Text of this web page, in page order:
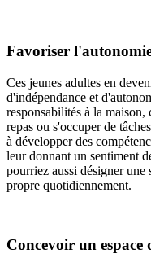
Favoriser
Ces jeunes adultes en
d'indépendance et
responsabilités à la
repas ou s'occuper de
à développer des
leur donnant un sentiment
pourriez aussi désigner une
propre quotidiennement.
Concevoir un espace